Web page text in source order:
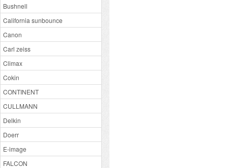
Bushnell
California sunbounce
Canon
Carl zeiss
Climax
Cokin
CONTINENT
CULLMANN
Delkin
Doerr
E-image
FALCON